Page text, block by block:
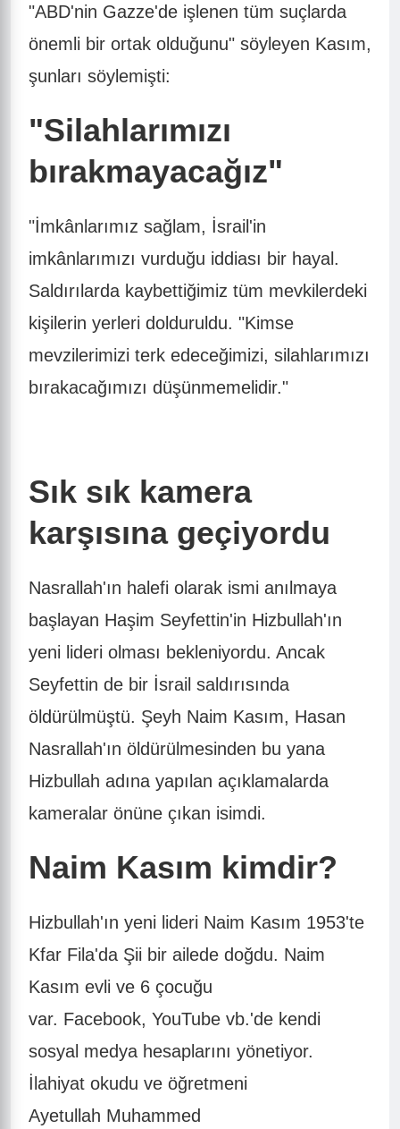
"ABD'nin Gazze'de işlenen tüm suçlarda
önemli bir ortak olduğunu" söyleyen Kasım,
şunları söylemişti:
"Silahlarımızı
bırakmayacağız"
"İmkânlarımız sağlam, İsrail'in
imkânlarımızı vurduğu iddiası bir hayal.
Saldırılarda kaybettiğimiz tüm mevkilerdeki
kişilerin yerleri dolduruldu. "Kimse
mevzilerimizi terk edeceğimizi, silahlarımızı
bırakacağımızı düşünmemelidir."
Sık sık kamera
karşısına geçiyordu
Nasrallah'ın halefi olarak ismi anılmaya
başlayan Haşim Seyfettin'in Hizbullah'ın
yeni lideri olması bekleniyordu. Ancak
Seyfettin de bir İsrail saldırısında
öldürülmüştü. Şeyh Naim Kasım, Hasan
Nasrallah'ın öldürülmesinden bu yana
Hizbullah adına yapılan açıklamalarda
kameralar önüne çıkan isimdi.
Naim Kasım kimdir?
Hizbullah'ın yeni lideri Naim Kasım 1953'te
Kfar Fila'da Şii bir ailede doğdu. Naim
Kasım evli ve 6 çocuğu
var. Facebook, YouTube vb.'de kendi
sosyal medya hesaplarını yönetiyor.
İlahiyat okudu ve öğretmeni
Ayetullah Muhammed